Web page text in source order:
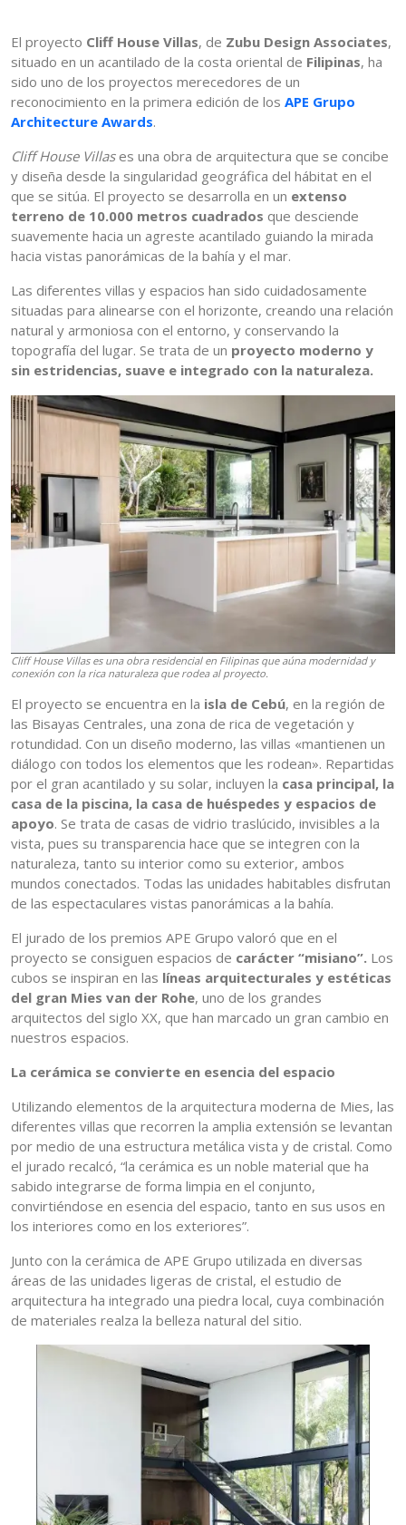
El proyecto Cliff House Villas, de Zubu Design Associates,
situado en un acantilado de la costa oriental de Filipinas, ha
sido uno de los proyectos merecedores de un
reconocimiento en la primera edición de los APE Grupo
Architecture Awards.
Cliff House Villases una obra de arquitectura que se concibe
y diseña desde la singularidad geográfica del hábitat en el
que se sitúa. El proyecto se desarrolla en un extenso
terreno de 10.000 metros cuadrados que desciende
suavemente hacia un agreste acantilado guiando la mirada
hacia vistas panorámicas de la bahía y el mar.
Las diferentes villas y espacios han sido cuidadosamente
situadas para alinearse con el horizonte, creando una relación
natural y armoniosa con el entorno, y conservando la
topografía del lugar. Se trata de un proyecto moderno y
sin estridencias, suave e integrado con la naturaleza.
Cliff House Villas es una obra residencial en Filipinas que aúna modernidad y
conexión con la rica naturaleza que rodea al proyecto.
El proyecto se encuentra en la isla de Cebú, en la región de
las Bisayas Centrales, una zona de rica de vegetación y
rotundidad. Con un diseño moderno, las villas «mantienen un
diálogo con todos los elementos que les rodean». Repartidas
por el gran acantilado y su solar, incluyen la casa principal, la
casa de la piscina, la casa de huéspedes y espacios de
apoyo. Se trata de casas de vidrio traslúcido, invisibles a la
vista, pues su transparencia hace que se integren con la
naturaleza, tanto su interior como su exterior, ambos
mundos conectados. Todas las unidades habitables disfrutan
de las espectaculares vistas panorámicas a la bahía.
El jurado de los premios APE Grupo valoró que en el
proyecto se consiguen espacios de carácter “misiano”. Los
cubos se inspiran en las líneas arquitecturales y estéticas
del gran Mies van der Rohe, uno de los grandes
arquitectos del siglo XX, que han marcado un gran cambio en
nuestros espacios.
La cerámica se convierte en esencia del espacio
Utilizando elementos de la arquitectura moderna de Mies, las
diferentes villas que recorren la amplia extensión se levantan
por medio de una estructura metálica vista y de cristal. Como
el jurado recalcó, “la cerámica es un noble material que ha
sabido integrarse de forma limpia en el conjunto,
convirtiéndose en esencia del espacio, tanto en sus usos en
los interiores como en los exteriores”.
Junto con la cerámica de APE Grupo utilizada en diversas
áreas de las unidades ligeras de cristal, el estudio de
arquitectura ha integrado una piedra local, cuya combinación
de materiales realza la belleza natural del sitio.